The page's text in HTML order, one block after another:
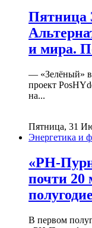
Пятница
и мира.
— «Зелёный»
проект
на...
Пятница, 31
Энергетика и
«РН-
почти 20
В первом